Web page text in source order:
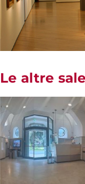
Le altre sale